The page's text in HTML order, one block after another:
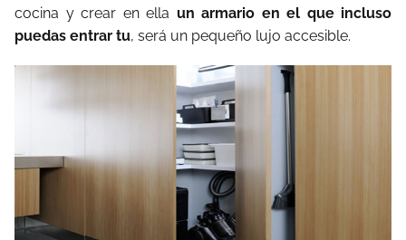
cocina y crear en ella un armario en el que incluso
puedas entrar tu, será un pequeño lujo accesible.